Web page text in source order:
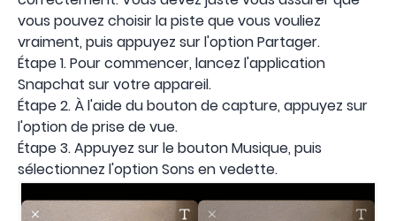
vous pouvez choisir la piste que vous vouliez
vraiment, puis appuyez sur l'option Partager.
Étape 1. Pour commencer, lancez l'application
Snapchat sur votre appareil.
Étape 2. À l'aide du bouton de capture, appuyez sur
l'option de prise de vue.
Étape 3. Appuyez sur le bouton Musique, puis
sélectionnez l'option Sons en vedette.